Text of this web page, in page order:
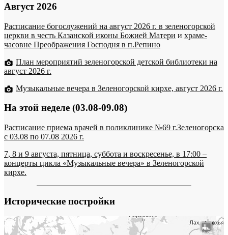
Август 2026
Расписание богослужений на август 2026 г. в зеленогорской
церкви в честь Казанской иконы Божией Матери и храме-
часовне Преображения Господня в п.Репино
План мероприятий зеленогорской детской библиотеки на
август 2026 г.
Музыкальные вечера в Зеленогорской кирхе, август 2026 г.
На этой неделе (03.08-09.08)
Расписание приема врачей в поликлинике №69 г.Зеленогорска
c 03.08 по 07.08 2026 г.
7, 8 и 9 августа, пятница, суббота и воскресенье, в 17:00 –
концерты цикла «Музыкальные вечера» в Зеленогорской
кирхе.
Исторические постройки